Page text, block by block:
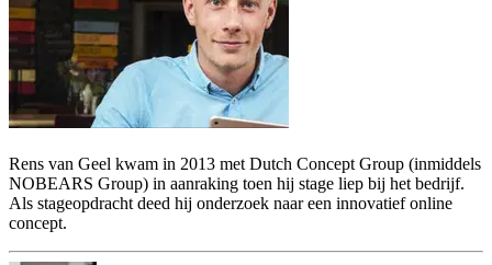
Rens van Geel kwam in 2013 met Dutch Concept Group (inmiddels
NOBEARS Group) in aanraking toen hij stage liep bij het bedrijf.
Als stageopdracht deed hij onderzoek naar een innovatief online
concept.